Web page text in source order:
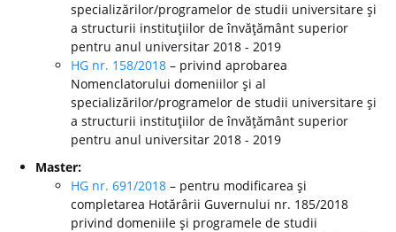
specializărilor/programelor de studii universitare şi
a structurii instituţiilor de învăţământ superior
pentru anul universitar 2018 - 2019
HG nr. 158/2018 – privind aprobarea
Nomenclatorului domeniilor şi al
specializărilor/programelor de studii universitare şi
a structurii instituţiilor de învăţământ superior
pentru anul universitar 2018 - 2019
Master:
HG nr. 691/2018 – pentru modificarea şi
completarea Hotărârii Guvernului nr. 185/2018
privind domeniile şi programele de studii